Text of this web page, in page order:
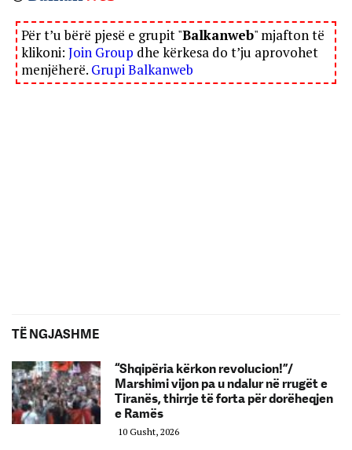
Për t’u bërë pjesë e grupit "Balkanweb" mjafton të
klikoni: Join Group dhe kërkesa do t’ju aprovohet
menjëherë. Grupi Balkanweb
TË NGJASHME
“Shqipëria kërkon revolucion!”/
Marshimi vijon pa u ndalur në rrugët e
Tiranës, thirrje të forta për dorëheqjen
e Ramës
10 Gusht, 2026